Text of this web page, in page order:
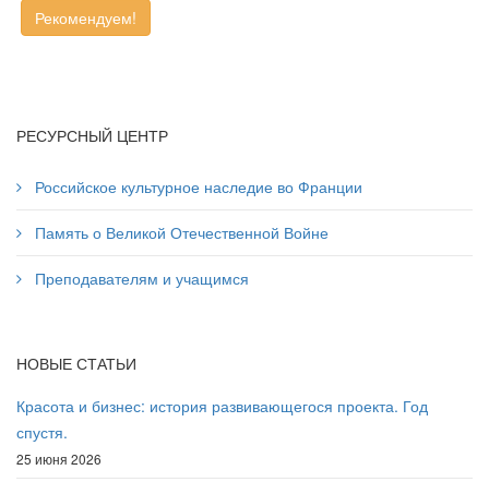
Рекомендуем!
РЕСУРСНЫЙ ЦЕНТР
Российское культурное наследие во Франции
Память о Великой Отечественной Войне
Преподавателям и учащимся
НОВЫЕ СТАТЬИ
Красота и бизнес: история развивающегося проекта. Год
спустя.
25 июня 2026